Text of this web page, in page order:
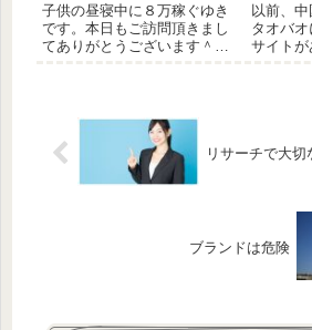
子供の昼寝中に８万稼ぐゆき
です。本日もご訪問頂きまし
てありがとうございます＾＾
＾＾これがよくわからなくて
いつまでも中国からの輸入が
できないという話をよく聞き
ま...
以前、
タオバ
サイトが
を紹介し
リサーチで大
ブランドは危険